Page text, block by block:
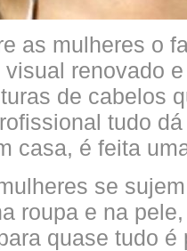
as mulheres o
renovado
de cabelos
tudo
casa, é feita
se
roupa e na
quase tudo